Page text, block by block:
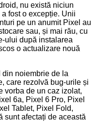
nu există niciun
fost o excepție. Unii
pe un anumit Pixel au
sau, și mai rău, cu
ului după instalarea
o actualizare nouă
noiembrie de la
care rezolvă bug-urile și
vorba de un caz izolat,
6a, Pixel 6 Pro, Pixel
Tablet, Pixel Fold,
sunt afectați de această